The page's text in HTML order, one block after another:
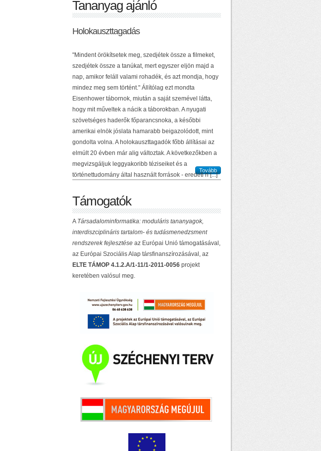
Tananyag ajánló
Holokauszttagadás
"Mindent örökítsetek meg, szedjétek össze a filmeket,
szedjétek össze a tanúkat, mert egyszer eljön majd a
nap, amikor feláll valami rohadék, és azt mondja, hogy
mindez meg sem történt." Állítólag ezt mondta
Eisenhower tábornok, miután a saját szemével látta,
hogy mit műveltek a nácik a táborokban. A nyugati
szövetséges haderők főparancsnoka, a későbbi
amerikai elnök jóslata hamarabb beigazolódott, mint
gondolta volna. A holokauszttagadók főbb állításai az
elmúlt 20 évben már alig változtak. A következőkben a
megvizsgáljuk leggyakoribb téziseiket és a
történettudomány által használt források - eredeti n [...]
Tovább
Támogatók
A Társadalominformatika: moduláris tananyagok,
interdiszciplináris tartalom- és tudásmenedzsment
rendszerek fejlesztése az Európai Unió támogatásával,
az Európai Szociális Alap társfinanszírozásával, az
ELTE TÁMOP 4.1.2.A/1-11/1-2011-0056 projekt
keretében valósul meg.